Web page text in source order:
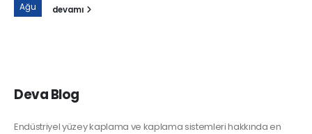
Ağu devamı
Deva Blog
Endüstriyel yüzey kaplama ve kaplama sistemleri hakkında en